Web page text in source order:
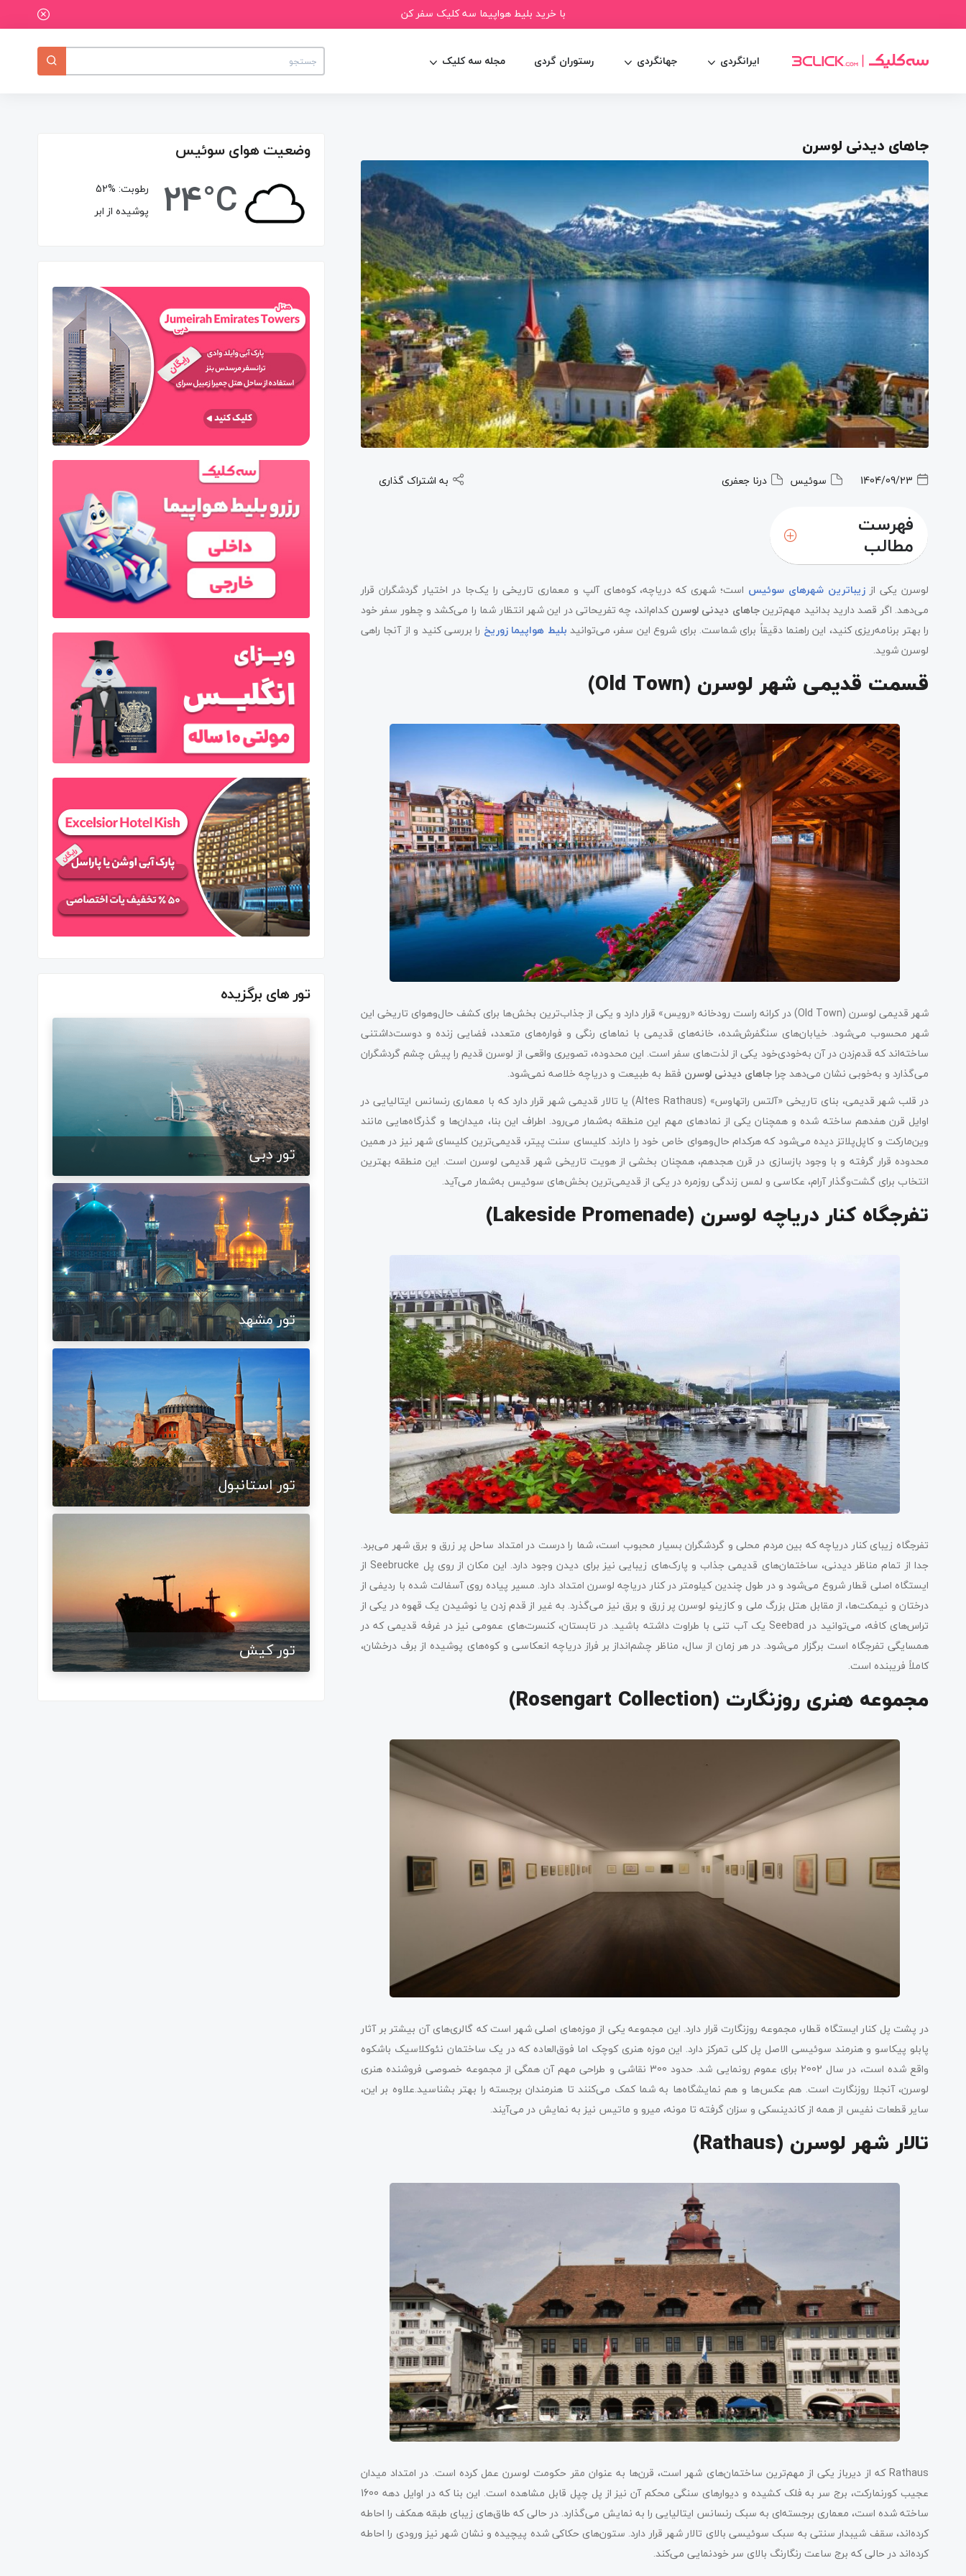
با خرید بلیط هواپیما سه کلیک سفر کن
ایرانگردی جهانگردی رستوران گردی مجله سه کلیک
جاهای دیدنی لوسرن
1404/09/23 سوئیس درنا جعفری به اشتراک گذاری
فهرست
مطالب
تفرجگاه کنار دریاچه لوسرن (Lakeside Promenade)
مجموعه هنری روزنگارت (Rosengart Collection)
تالار شهر لوسرن (Rathaus)
کلیسای فرانسیسکن (Franciscan Church)
پانورامای بورباکی (Bourbaki Panorama)
مرکز فرهنگی و هنری لوسرن (KKL Luzern)
(Jesuit Church)
باغ یخچالی لوسرن (Glacier Garden)
پل اشپرویر (Spreuer Bridge)
کوه تیتلیس (Mount Titlis)
کلیسای هوف (Hofkirche)
بنای یادبود شیر لوسرن (Lion Monument)
قایق‌سواری در دریاچه لوسرن (Boating on Lake Lucerne)
در لوسرن کجا بمانید؟
چگونه به لوسرن برسیم؟
لوسرن یکی از زیباترین شهرهای سوئیس است؛ شهری که دریاچه، کوه‌های آلپ و معماری تاریخی را یک‌جا در اختیار گردشگران قرار
می‌دهد. اگر قصد دارید بدانید مهم‌ترینجاهای دیدنی لوسرنکدام‌اند، چه تفریحاتی در این شهر انتظار شما را می‌کشد و چطور سفر خود
را بهتر برنامه‌ریزی کنید، این راهنما دقیقاً برای شماست. برای شروع این سفر، می‌توانید بلیط هواپیما زوریخ را بررسی کنید و از آنجا راهی
لوسرن شوید.
قسمت قدیمی شهر لوسرن (Old Town)
شهر قدیمی لوسرن (Old Town) در کرانه راست رودخانه «رویس» قرار دارد و یکی از جذاب‌ترین بخش‌ها برای کشف حال‌وهوای تاریخی این
شهر محسوب می‌شود. خیابان‌های سنگفرش‌شده، خانه‌های قدیمی با نماهای رنگی و فواره‌های متعدد، فضایی زنده و دوست‌داشتنی
ساخته‌اند که قدم‌زدن در آن به‌خودی‌خود یکی از لذت‌های سفر است. این محدوده، تصویری واقعی از لوسرن قدیم را پیش چشم گردشگران
می‌گذارد و به‌خوبی نشان می‌دهد چراجاهای دیدنی لوسرن فقط به طبیعت و دریاچه خلاصه نمی‌شود.
در قلب شهر قدیمی، بنای تاریخی «آلتس راتهاوس» (Altes Rathaus) یا تالار قدیمی شهر قرار دارد که با معماری رنسانس ایتالیایی در
اوایل قرن هفدهم ساخته شده و همچنان یکی از نمادهای مهم این منطقه به‌شمار می‌رود. اطراف این بنا، میدان‌ها و گذرگاه‌هایی مانند
وین‌مارکت و کاپل‌پلاتز دیده می‌شود که هرکدام حال‌وهوای خاص خود را دارند. کلیسای سنت پیتر، قدیمی‌ترین کلیسای شهر نیز در همین
محدوده قرار گرفته و با وجود بازسازی در قرن هجدهم، همچنان بخشی از هویت تاریخی شهر قدیمی لوسرن است. این منطقه بهترین
انتخاب برای گشت‌وگذار آرام، عکاسی و لمس زندگی روزمره در یکی از قدیمی‌ترین بخش‌های سوئیس به‌شمار می‌آید.
تفرجگاه کنار دریاچه لوسرن (Lakeside Promenade)
تفرجگاه زیبای کنار دریاچه که بین مردم محلی و گردشگران بسیار محبوب است، شما را درست در امتداد ساحل پر زرق و برق شهر می‌برد.
جدا از تمام مناظر دیدنی، ساختمان‌های قدیمی جذاب و پارک‌های زیبایی نیز برای دیدن وجود دارد. این مکان از روی پل Seebrucke از
ایستگاه اصلی قطار شروع می‌شود و در طول چندین کیلومتر در کنار دریاچه لوسرن امتداد دارد. مسیر پیاده‌ روی آسفالت ‌شده با ردیفی از
درختان و نیمکت‌ها، از مقابل هتل بزرگ ملی و کازینو لوسرن پر زرق و برق نیز می‌گذرد. به غیر از قدم زدن یا نوشیدن یک قهوه در یکی از
تراس‌های کافه، می‌توانید در Seebad یک آب تنی با طراوت داشته باشید. در تابستان، کنسرت‌های عمومی نیز در غرفه قدیمی که در
همسایگی تفرجگاه است برگزار می‌شود. در هر زمان از سال، مناظر چشم‌انداز بر فراز دریاچه انعکاسی و کوه‌های پوشیده از برف درخشان،
کاملاً فریبنده است.
مجموعه هنری روزنگارت (Rosengart Collection)
در پشت پل کنار ایستگاه قطار، مجموعه روزنگارت قرار دارد. این مجموعه یکی از موزه‌های اصلی شهر است که گالری‌های آن بیشتر بر آثار
پابلو پیکاسو و هنرمند سوئیسی ‌الاصل پل کلی تمرکز دارد. این موزه هنری کوچک اما فوق‌العاده که در یک ساختمان نئوکلاسیک باشکوه
واقع شده است، در سال 2002 برای عموم رونمایی شد. حدود 300 نقاشی و طراحی مهم آن همگی از مجموعه خصوصی فروشنده هنری
لوسرن، آنجلا روزنگارت است. هم عکس‌ها و هم نمایشگاه‌ها به شما کمک می‌کنند تا هنرمندان برجسته را بهتر بشناسید.علاوه بر این،
سایر قطعات نفیس از همه از کاندینسکی و سزان گرفته تا مونه، میرو و ماتیس نیز به نمایش در می‌آیند.
تالار شهر لوسرن (Rathaus)
Rathaus که از دیرباز یکی از مهم‌ترین ساختمان‌های شهر است، قرن‌ها به عنوان مقر حکومت لوسرن عمل کرده است. در امتداد میدان
عجیب کورنمارکت، برج سر به فلک کشیده و دیوارهای سنگی محکم آن نیز از پل چپل قابل مشاهده است. این بنا که در اوایل دهه 1600
ساخته شده است، معماری برجسته‌ای به سبک رنسانس ایتالیایی را به نمایش می‌گذارد. در حالی که طاق‌های زیبای طبقه همکف را احاطه
کرده‌اند، سقف شیبدار سنتی به سبک سوئیسی بالای تالار شهر قرار دارد. ستون‌های حکاکی ‌شده پیچیده و نشان شهر نیز ورودی را احاطه
کرده‌اند در حالی که برج ساعت رنگارنگ بالای سر خودنمایی می‌کند.
وضعیت هوای سوئیس
24°C رطوبت: 52%
پوشیده از ابر
تور های برگزیده
تور دبی
تور مشهد
تور استانبول
تور کیش